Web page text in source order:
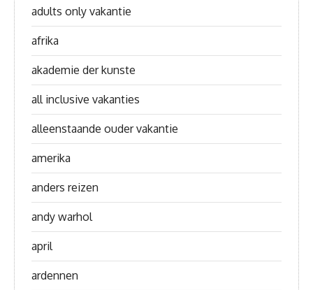
adults only vakantie
afrika
akademie der kunste
all inclusive vakanties
alleenstaande ouder vakantie
amerika
anders reizen
andy warhol
april
ardennen